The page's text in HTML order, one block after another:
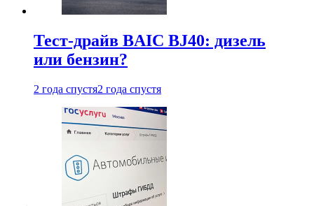
Тест-драйв BAIC BJ40: дизель
или бензин?
2 года спустя2 года спустя